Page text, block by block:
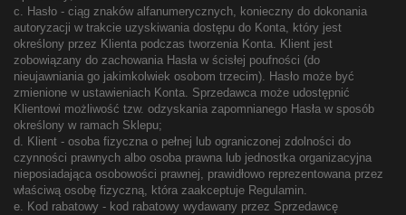
c. Hasło - ciąg znaków alfanumerycznych, konieczny do dokonania
autoryzacji w trakcie uzyskiwania dostępu do Konta, który jest
określony przez Klienta podczas tworzenia Konta. Klient jest
zobowiązany do zachowania Hasła w ścisłej poufności (do
nieujawniania go jakimkolwiek osobom trzecim). Hasło może być
zmienione w ustawieniach Konta. Sprzedawca może udostępnić
Klientowi możliwość tzw. odzyskania zapomnianego Hasła w sposób
określony w ramach Sklepu;
d. Klient - osoba fizyczna o pełnej lub ograniczonej zdolności do
czynności prawnych albo osoba prawna lub jednostka organizacyjna
nieposiadająca osobowości prawnej, prawidłowo reprezentowana przez
właściwą osobę fizyczną, która zaakceptuje Regulamin.
e. Kod rabatowy - kod rabatowy wydawany przez Sprzedawcę